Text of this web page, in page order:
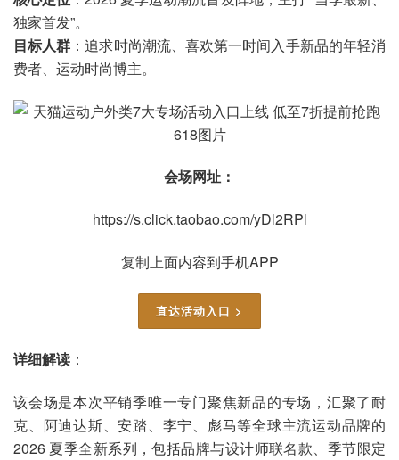
独家首发”。
目标人群 ：追求时尚潮流、喜欢第一时间入手新品的年轻消
费者、运动时尚博主。
会场网址：
https://s.click.taobao.com/yDl2RPl
复制上面内容到手机APP
直达活动入口 >
详细解读 ：
该会场是本次平销季唯一专门聚焦新品的专场，汇聚了耐
克、阿迪达斯、安踏、李宁、彪马等全球主流运动品牌的
2026 夏季全新系列，包括品牌与设计师联名款、季节限定